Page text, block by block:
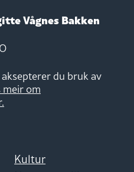
Vågnes Bakken
du bruk av
meir om
Kultur